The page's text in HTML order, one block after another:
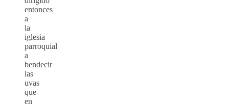
entonces
a
la
iglesia
parroquial
a
bendecir
las
uvas
que
en